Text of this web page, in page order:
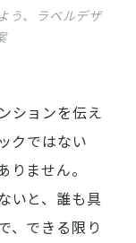
う、ラベルデザ
ションを伝え
クではない
りません。
いと、誰も具
、できる限り